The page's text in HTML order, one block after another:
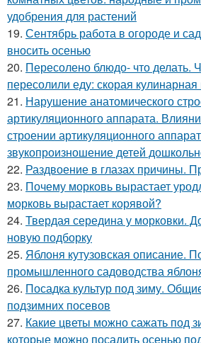
удобрения для растений
19. Сентябрь работа в огороде и
вносить осенью
20. Пересолено блюдо- что делать.
пересолили еду: скорая
21. Нарушение анатомического
артикуляционного аппарата.
строении артикуляционного
звукопроизношение детей
22. Раздвоение в глазах причины.
23. Почему морковь вырастает
морковь вырастает корявой?
24. Твердая середина у морковки.
новую подборку
25. Яблоня кутузовская описание.
промышленного садоводства
26. Посадка культур под зиму.
подзимних посевов
27. Какие цветы можно сажать под
которые можно посадить осенью